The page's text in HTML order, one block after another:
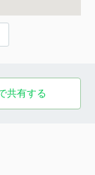
共有する